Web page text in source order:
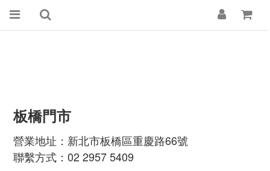
板橋門市
營業地址：新北市板橋區重慶路66號
聯繫方式：02 2957 5409